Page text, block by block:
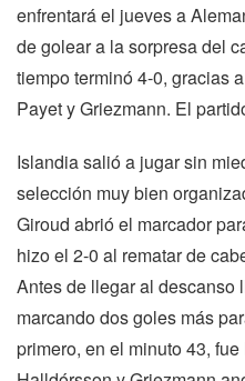
enfrentará el jueves a
de golear a la sorpresa del
tiempo terminó 4-0, gracias
Payet y Griezmann. El
Islandia salió a jugar sin
selección muy bien
Giroud abrió el marcador
hizo el 2-0 al rematar de
Antes de llegar al descanso
marcando dos goles más
primero, en el minuto 43,